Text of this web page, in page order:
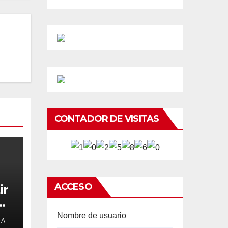
CONTADOR DE VISITAS
ACCESO
Nombre de usuario